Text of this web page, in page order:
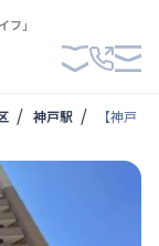
」
神戸駅 【神戸